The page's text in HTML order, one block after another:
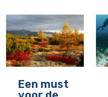
Een must